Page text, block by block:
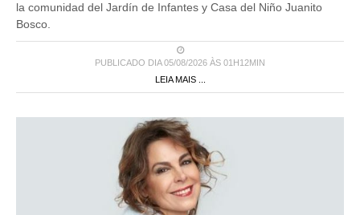
Bosco.
PUBLICADO DIA 05/08/2026 ÀS 01H12MIN
LEIA MAIS ...